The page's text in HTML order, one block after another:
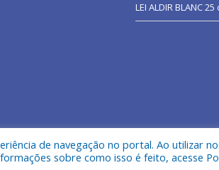
LEI ALDIR BLANC25
Municipal de São João do Araguaia.
de navegação no portal. Ao utilizar
sobre como isso é feito, acesse